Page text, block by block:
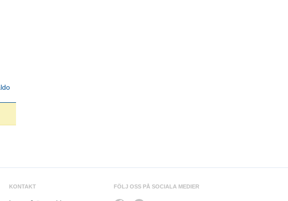
KONTAKT FÖLJ OSS PÅ SOCIALA MEDIER